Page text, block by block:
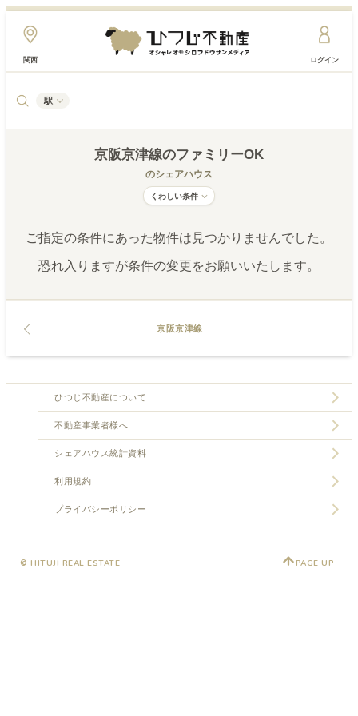
関西 ログイン
駅
京阪京津線のファミリーOK
のシェアハウス
くわしい条件
ご指定の条件にあった物件は見つかりませんでした。
恐れ入りますが条件の変更をお願いいたします。
京阪京津線
ひつじ不動産について
不動産事業者様へ
シェアハウス統計資料
利用規約
プライバシーポリシー
© HITUJI REAL ESTATE PAGE UP